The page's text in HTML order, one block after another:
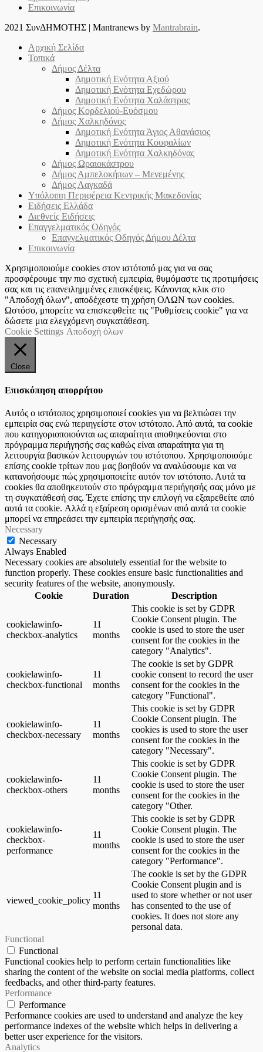
Επικοινωνία
2021 ΣυνΔΗΜΟΤΗΣ | Mantranews by Mantrabrain.
Αρχική Σελίδα
Τοπικά
Δήμος Δέλτα
Δημοτική Ενότητα Αξιού
Δημοτική Ενότητα Εχεδώρου
Δημοτική Ενότητα Χαλάστρας
Δήμος Κορδελιού-Ευόσμου
Δήμος Χαλκηδόνος
Δημοτική Ενότητα Άγιος Αθανάσιος
Δημοτική Ενότητα Κουφαλίων
Δημοτική Ενότητα Χαλκηδόνας
Δήμος Ωραιοκάστρου
Δήμος Αμπελοκήπων – Μενεμένης
Δήμος Λαγκαδά
Υπόλοιπη Περιφέρεια Κεντρικής Μακεδονίας
Ειδήσεις Ελλάδα
Διεθνείς Ειδήσεις
Επαγγελματικός Οδηγός
Επαγγελματικός Οδηγός Δήμου Δέλτα
Επικοινωνία
Χρησιμοποιούμε cookies στον ιστότοπό μας για να σας
προσφέρουμε την πιο σχετική εμπειρία, θυμόμαστε τις προτιμήσεις
σας και τις επανειλημμένες επισκέψεις. Κάνοντας κλικ στο
"Αποδοχή όλων", αποδέχεστε τη χρήση ΟΛΩΝ των cookies.
Ωστόσο, μπορείτε να επισκεφθείτε τις "Ρυθμίσεις cookie" για να
δώσετε μια ελεγχόμενη συγκατάθεση.
Cookie Settings Αποδοχή όλων
Close
Επισκόπηση απορρήτου
Αυτός ο ιστότοπος χρησιμοποιεί cookies για να βελτιώσει την
εμπειρία σας ενώ περιηγείστε στον ιστότοπο. Από αυτά, τα cookie
που κατηγοριοποιούνται ως απαραίτητα αποθηκεύονται στο
πρόγραμμα περιήγησής σας καθώς είναι απαραίτητα για τη
λειτουργία βασικών λειτουργιών του ιστότοπου. Χρησιμοποιούμε
επίσης cookie τρίτων που μας βοηθούν να αναλύσουμε και να
κατανοήσουμε πώς χρησιμοποιείτε αυτόν τον ιστότοπο. Αυτά τα
cookies θα αποθηκευτούν στο πρόγραμμα περιήγησής σας μόνο με
τη συγκατάθεσή σας. Έχετε επίσης την επιλογή να εξαιρεθείτε από
αυτά τα cookie. Αλλά η εξαίρεση ορισμένων από αυτά τα cookie
μπορεί να επηρεάσει την εμπειρία περιήγησής σας.
Necessary
Necessary
Always Enabled
Necessary cookies are absolutely essential for the website to
function properly. These cookies ensure basic functionalities and
security features of the website, anonymously.
Cookie
Duration Description
cookielawinfo-
checkbox-analytics
11
months
This cookie is set by GDPR
Cookie Consent plugin. The
cookie is used to store the user
consent for the cookies in the
category "Analytics".
cookielawinfo-
checkbox-functional
11
months
The cookie is set by GDPR
cookie consent to record the user
consent for the cookies in the
category "Functional".
cookielawinfo-
checkbox-necessary
11
months
This cookie is set by GDPR
Cookie Consent plugin. The
cookies is used to store the user
consent for the cookies in the
category "Necessary".
cookielawinfo-
checkbox-others
11
months
This cookie is set by GDPR
Cookie Consent plugin. The
cookie is used to store the user
consent for the cookies in the
category "Other.
cookielawinfo-
checkbox-
performance
11
months
This cookie is set by GDPR
Cookie Consent plugin. The
cookie is used to store the user
consent for the cookies in the
category "Performance".
viewed_cookie_policy
11
months
The cookie is set by the GDPR
Cookie Consent plugin and is
used to store whether or not user
has consented to the use of
cookies. It does not store any
personal data.
Functional
Functional
Functional cookies help to perform certain functionalities like
sharing the content of the website on social media platforms, collect
feedbacks, and other third-party features.
Performance
Performance
Performance cookies are used to understand and analyze the key
performance indexes of the website which helps in delivering a
better user experience for the visitors.
Analytics